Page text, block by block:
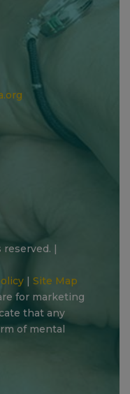
|
|Site Map
for marketing
that any
of mental